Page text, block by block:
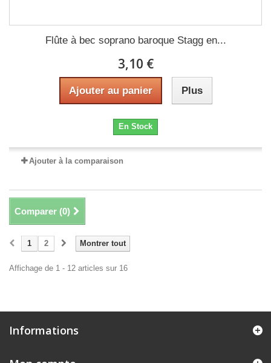
Flûte à bec soprano baroque Stagg en...
3,10 €
Ajouter au panier Plus
En Stock
Ajouter à la comparaison
Comparer (0)
Montrer tout
1 2
Affichage de 1 - 12 articles sur 16
Informations